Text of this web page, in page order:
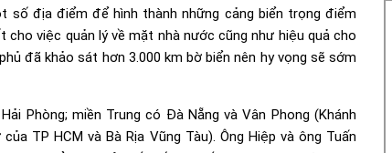
số địa điểm để hình thành những cảng biển trọng điểm
cho việc quản lý về mặt nhà nước cũng như hiệu quả cho
đã khảo sát hơn 3.000 km bờ biển nên hy vọng sẽ sớm
Phòng; miền Trung có Đà Nẵng và Vân Phong (Khánh
TP HCM và Bà Rịa Vũng Tàu). Ông Hiệp và ông Tuấn